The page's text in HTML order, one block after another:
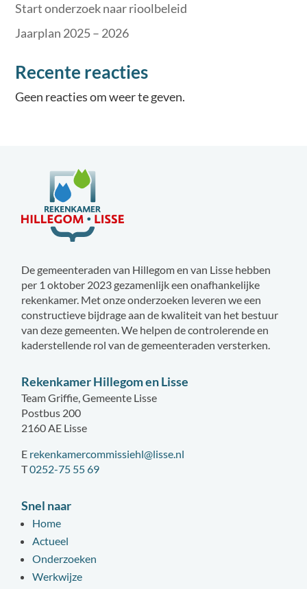
Start onderzoek naar rioolbeleid
Jaarplan 2025 – 2026
Recente reacties
Geen reacties om weer te geven.
De gemeenteraden van Hillegom en van Lisse hebben
per 1 oktober 2023 gezamenlijk een onafhankelijke
rekenkamer. Met onze onderzoeken leveren we een
constructieve bijdrage aan de kwaliteit van het bestuur
van deze gemeenten. We helpen de controlerende en
kaderstellende rol van de gemeenteraden versterken.
Rekenkamer Hillegom en Lisse
Team Griffie, Gemeente Lisse
Postbus 200
2160 AE Lisse
E rekenkamercommissiehl@lisse.nl
T0252-75 55 69
Snel naar
Home
Actueel
Onderzoeken
Werkwijze